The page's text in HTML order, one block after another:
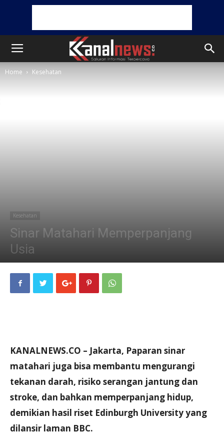
Home Kesehatan
Kesehatan
Sinar Matahari Memperpanjang
Usia
10/05/2013
KANALNEWS.CO – Jakarta, Paparan sinar
matahari juga bisa membantu mengurangi
tekanan darah, risiko serangan jantung dan
stroke, dan bahkan memperpanjang hidup,
demikian hasil riset Edinburgh University yang
dilansir laman BBC.